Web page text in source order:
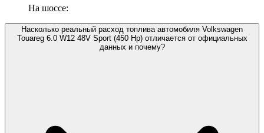
На шоссе:
Насколько реальный расход топлива автомобиля Volkswagen
Touareg 6.0 W12 48V Sport (450 Hp) отличается от официальных
данных и почему?